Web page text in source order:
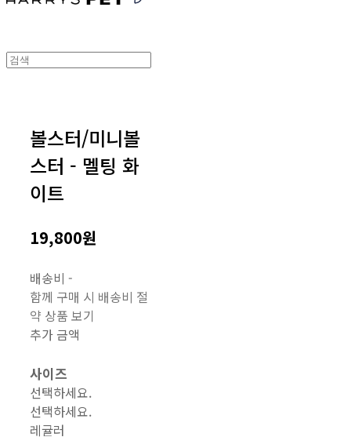
볼스터/미니볼
스터 - 멜팅 화
이트
19,800원
배송비-
함께 구매 시 배송비 절
약 상품 보기
추가 금액
사이즈
선택하세요.
선택하세요.
레귤러